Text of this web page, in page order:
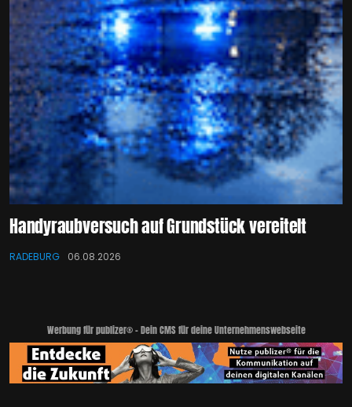
Handyraubversuch auf Grundstück vereitelt
RADEBURG 06.08.2026
Werbung für publizer® - Dein CMS für deine Unternehmenswebseite